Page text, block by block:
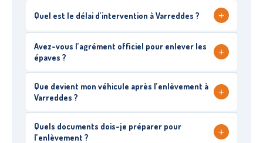
Quel est le délai d’intervention à Varreddes ? +
Avez-vous l’agrément officiel pour enlever les
épaves ?
+
Que devient mon véhicule après l’enlèvement à
Varreddes ?
+
Quels documents dois-je préparer pour
l’enlèvement ?
+